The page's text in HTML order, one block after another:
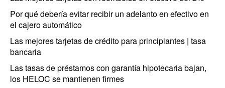
Por qué debería evitar recibir un adelanto en efectivo en
el cajero automático
Las mejores tarjetas de crédito para principiantes | tasa
bancaria
Las tasas de préstamos con garantía hipotecaria bajan,
los HELOC se mantienen firmes